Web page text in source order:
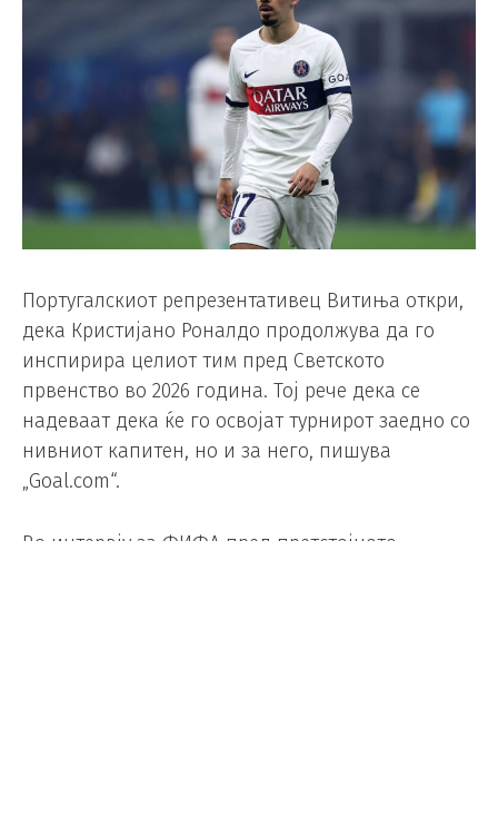
Португалскиот репрезентативец Витиња откри,
дека Кристијано Роналдо продолжува да го
инспирира целиот тим пред Светското
првенство во 2026 година. Тој рече дека се
надеваат дека ќе го освојат турнирот заедно со
нивниот капитен, но и за него, пишува
„Goal.com“.
Во интервју за ФИФА пред претстојното